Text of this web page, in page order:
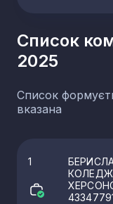
Список
2025
Список
вказана
1
КОЛЕДЖ